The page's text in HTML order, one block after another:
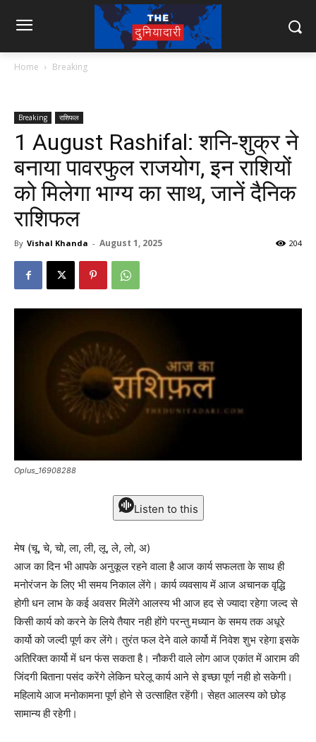
Home Breaking
Breaking राशिफल
1 August Rashifal: शनि-शुक्र ने
बनाया पावरफुल राजयोग, इन राशियों
को मिलेगा भाग्य का साथ, जानें दैनिक
राशिफल
By Vishal Khanda - August 1, 2025 204
Oplus_16908288
Listen to this
मेष (चू, चे, चो, ला, ली, लू, ले, लो, अ)
आज का दिन भी आपके अनुकूल रहने वाला है आज कार्य सफलता के साथ ही
मनोरंजन के लिए भी समय निकाल लेंगे। कार्य व्यवसाय में आज अचानक वृद्धि
होगी धन लाभ के कई अवसर मिलेंगे आलस्य भी आज हद से ज्यादा रहेगा जल्द से
किसी कार्य को करने के लिये तैयार नही होंगे परन्तु मध्यान के समय तक अधूरे
कार्यो को जल्दी पूर्ण कर लेंगे। तुरंत फल देने वाले कार्यो में निवेश शुभ रहेगा इसके
अतिरिक्त कार्यो में धन फंस सकता है। नौकरी वाले लोग आज एकांत में आराम की
जिंदगी बिताना पसंद करेंगे लेकिन घरेलू कार्य आने से इच्छा पूर्ण नही हो सकेगी।
महिलाये आज मनोकामना पूर्ण होने से उत्साहित रहेंगी। सेहत आलस्य को छोड़
सामान्य ही रहेगी।